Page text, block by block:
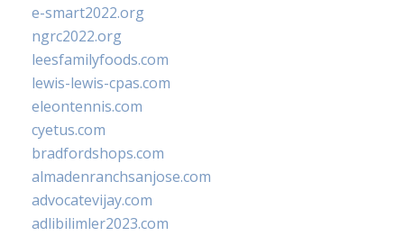
e-smart2022.org
ngrc2022.org
leesfamilyfoods.com
lewis-lewis-cpas.com
eleontennis.com
cyetus.com
bradfordshops.com
almadenranchsanjose.com
advocatevijay.com
adlibilimler2023.com